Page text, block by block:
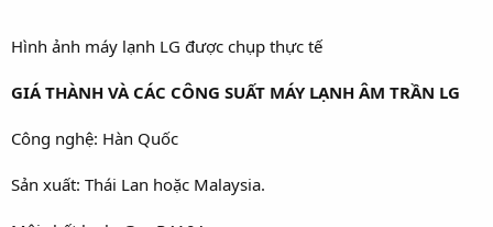
Hình ảnh máy lạnh LG được chụp thực tế
GIÁ THÀNH VÀ CÁC CÔNG SUẤT MÁY LẠNH ÂM TRẦN LG
Công nghệ: Hàn Quốc
Sản xuất: Thái Lan hoặc Malaysia.